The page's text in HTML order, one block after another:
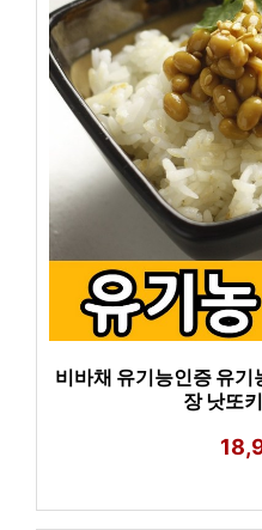
비바채 유기능인증 유
장 낫또